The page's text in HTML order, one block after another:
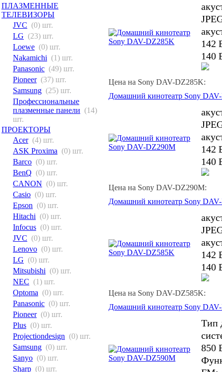
ПЛАЗМЕННЫЕ
ТЕЛЕВИЗОРЫ
JVC (0) шт.
LG (23) шт.
Loewe (0) шт.
Nakamichi (1) шт.
Panasonic (49) шт.
Pioneer (37) шт.
Samsung (25) шт.
Профессиональные
плазменные панели (14)
шт.
ПРОЕКТОРЫ
Acer (4) шт.
ASK Proxima (0) шт.
Barco (0) шт.
BenQ (0) шт.
CANON (0) шт.
Casio (0) шт.
Epson (0) шт.
Hitachi (0) шт.
Infocus (0) шт.
JVC (0) шт.
Lenovo (0) шт.
LG (0) шт.
Mitsubishi (0) шт.
NEC (1) шт.
Optoma (0) шт.
Panasonic (0) шт.
Pioneer (0) шт.
Plus (0) шт.
Projectiondesign (0) шт.
Samsung (0) шт.
Sanyo (0) шт.
Sharp (0) шт.
142
140
Цена на Sony DAV-DZ285K:
Домашний кинотеатр Sony
142
140
Цена на Sony DAV-DZ290M:
Домашний кинотеатр Sony
142
140
Цена на Sony DAV-DZ585K:
Домашний кинотеатр Sony
Тип
850